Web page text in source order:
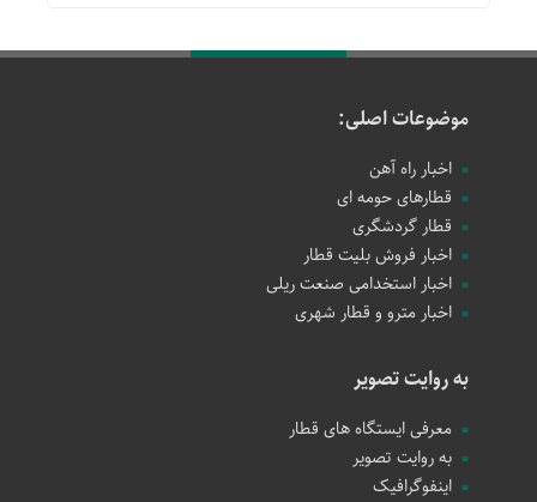
موضوعات اصلی:
اخبار راه آهن
قطارهای حومه ای
قطار گردشگری
اخبار فروش بلیت قطار
اخبار استخدامی صنعت ریلی
اخبار مترو و قطار شهری
به روایت تصویر
معرفی ایستگاه های قطار
به روایت تصویر
اینفوگرافیک